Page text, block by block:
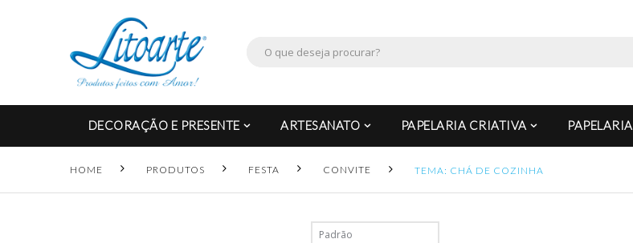
DECORAÇÃO E PRESENTE ARTESANATO PAPELARIA CRIATIVA PAPELARIA
HOME PRODUTOS FESTA CONVITE TEMA: CHÁ DE COZINHA